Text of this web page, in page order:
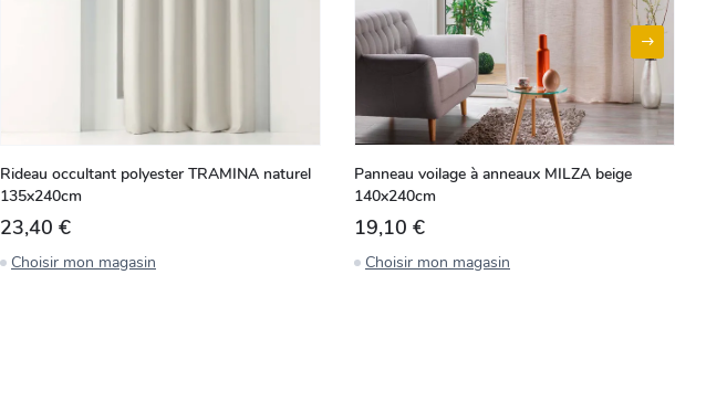
Rideau occultant polyester TRAMINA naturel
135x240cm
23,40 €
Choisir mon magasin
Panneau voilage à anneaux MILZA beige
140x240cm
19,10 €
Choisir mon magasin